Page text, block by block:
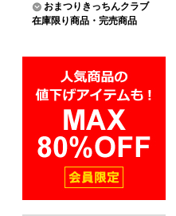
おまつりきっちんクラブ
在庫限り商品・完売商品